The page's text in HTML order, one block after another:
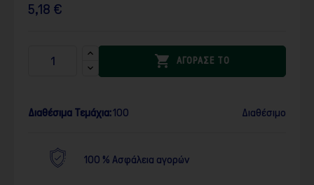
5,18 €
 ΑΓΟΡΑΣΕ ΤΟ
Διαθέσιμα Τεμάχια:100 Διαθέσιμο
100 % Ασφάλεια αγορών